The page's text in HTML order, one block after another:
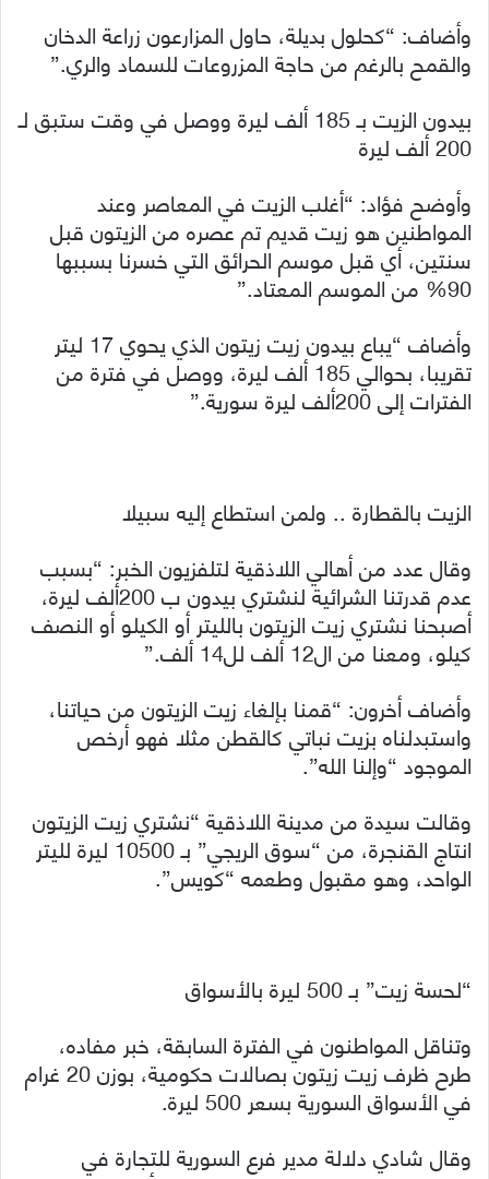
وأضاف: “كحلول بديلة، حاول المزارعون زراعة الدخان
والقمح بالرغم من حاجة المزروعات للسماد والري.”
بيدون الزيت بـ 185 ألف ليرة ووصل في وقت ستبق لـ
200 ألف ليرة
وأوضح فؤاد: “أغلب الزيت في المعاصر وعند
المواطنين هو زيت قديم تم عصره من الزيتون قبل
سنتين، أي قبل موسم الحرائق التي خسرنا بسببها
90% من الموسم المعتاد.”
وأضاف “يباع بيدون زيت زيتون الذي يحوي 17 ليتر
تقريبا، بحوالي 185 ألف ليرة، ووصل في فترة من
الفترات إلى 200ألف ليرة سورية.”
الزيت بالقطارة .. ولمن استطاع إليه سبيلا
وقال عدد من أهالي اللاذقية لتلفزيون الخبر: “بسبب
عدم قدرتنا الشرائية لنشتري بيدون ب 200ألف ليرة،
أصبحنا نشتري زيت الزيتون بالليتر أو الكيلو أو النصف
كيلو، ومعنا من ال12 ألف لل14 ألف.”
وأضاف أخرون: “قمنا بإلغاء زيت الزيتون من حياتنا،
واستبدلناه بزيت نباتي كالقطن مثلا فهو أرخص
الموجود “وإلنا الله”.
وقالت سيدة من مدينة اللاذقية “نشتري زيت الزيتون
انتاج القنجرة، من “سوق الريجي” بـ 10500 ليرة لليتر
الواحد، وهو مقبول وطعمه “كويس”.
“لحسة زيت” بـ 500 ليرة بالأسواق
وتناقل المواطنون في الفترة السابقة، خبر مفاده،
طرح ظرف زيت زيتون بصالات حكومية، بوزن 20 غرام
في الأسواق السورية بسعر 500 ليرة.
وقال شادي دلالة مدير فرع السورية للتجارة في